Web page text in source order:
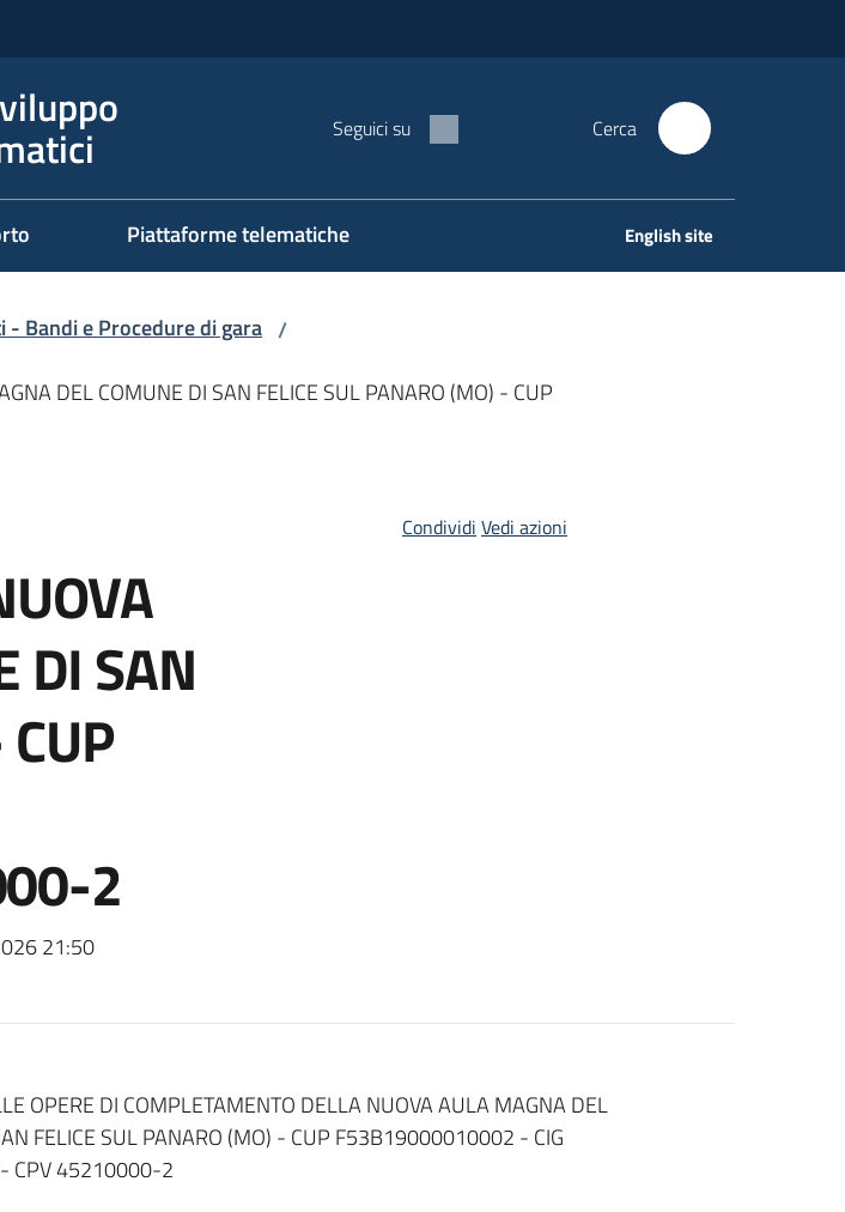
Seguici su Cerca
Piattaforme telematiche English site
- Bandi e Procedure di gara /
DEL COMUNE DI SAN FELICE SUL PANARO (MO) - CUP
DI SAN
2
21:50
Condividi Vedi azioni
OPERE DI COMPLETAMENTO DELLA NUOVA AULA MAGNA DEL
FELICE SUL PANARO (MO) - CUP F53B19000010002 - CIG
CPV 45210000-2